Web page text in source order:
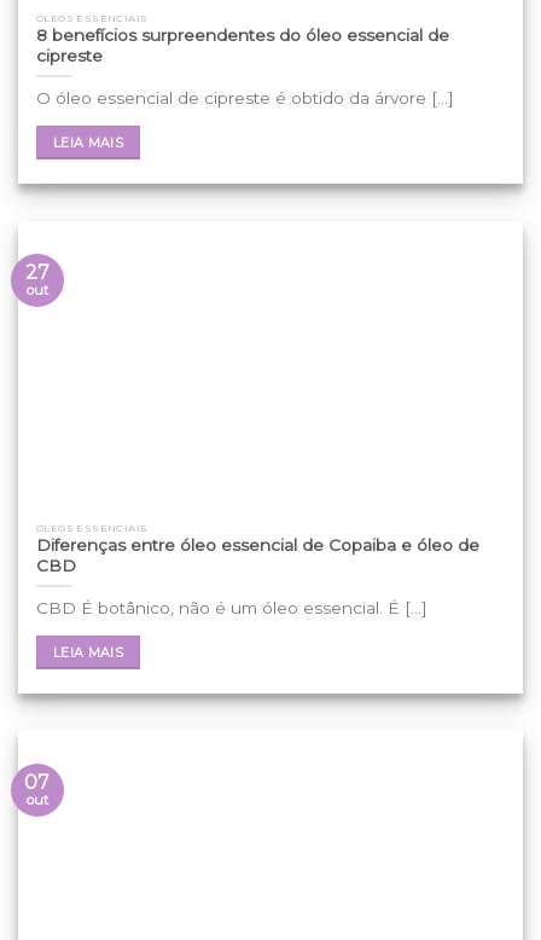
ÓLEOS ESSENCIAIS
8 benefícios surpreendentes do óleo essencial de
cipreste
O óleo essencial de cipreste é obtido da árvore [...]
LEIA MAIS
ÓLEOS ESSENCIAIS
Diferenças entre óleo essencial de Copaiba e óleo de
CBD
CBD É botânico, não é um óleo essencial. É [...]
LEIA MAIS
27
out
07
out